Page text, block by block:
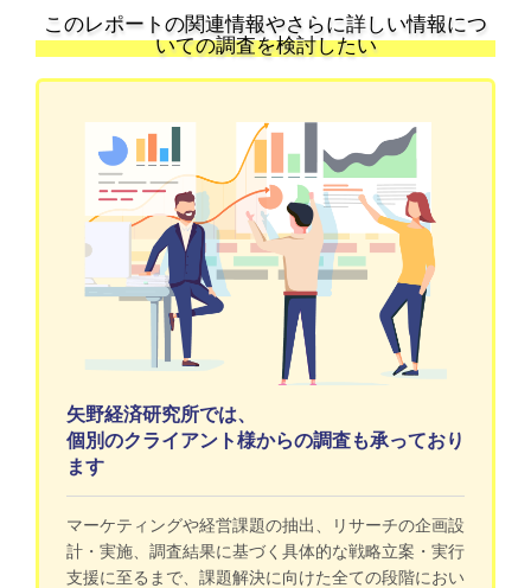
このレポートの関連情報やさらに詳しい情報につ
いての調査を検討したい
矢野経済研究所では、
個別のクライアント様からの調査も承っており
ます
マーケティングや経営課題の抽出、リサーチの企画設
計・実施、調査結果に基づく具体的な戦略立案・実行
支援に至るまで、課題解決に向けた全ての段階におい